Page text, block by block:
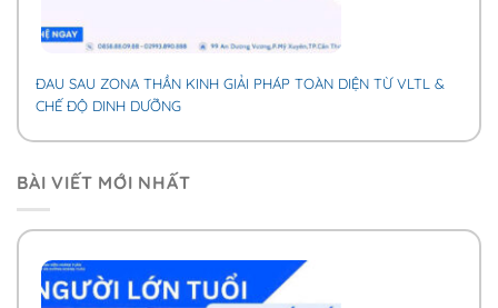
ĐAU SAU ZONA THẦN KINH GIẢI PHÁP TOÀN DIỆN TỪ VLTL &
CHẾ ĐỘ DINH DƯỠNG
BÀI VIẾT MỚI NHẤT